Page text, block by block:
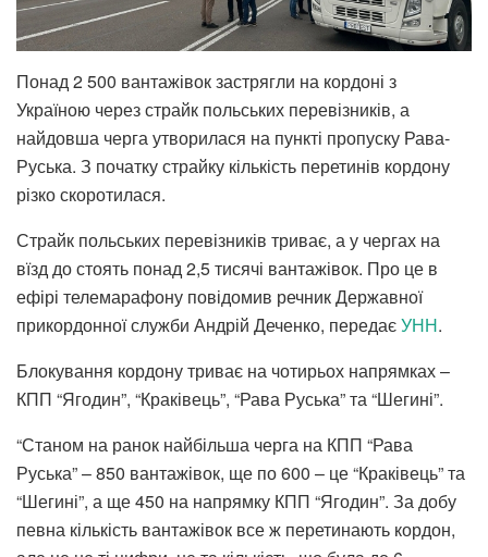
Понад 2 500 вантажівок застрягли на кордоні з
Україною через страйк польських перевізників, а
найдовша черга утворилася на пункті пропуску Рава-
Руська. З початку страйку кількість перетинів кордону
різко скоротилася.
Страйк польських перевізників триває, а у чергах на
вїзд до стоять понад 2,5 тисячі вантажівок. Про це в
ефірі телемарафону повідомив речник Державної
прикордонної служби Андрій Деченко, передаєУНН.
Блокування кордону триває на чотирьох напрямках –
КПП “Ягодин”, “Краківець”, “Рава Руська” та “Шегині”.
“Станом на ранок найбільша черга на КПП “Рава
Руська” – 850 вантажівок, ще по 600 – це “Краківець” та
“Шегині”, а ще 450 на напрямку КПП “Ягодин”. За добу
певна кількість вантажівок все ж перетинають кордон,